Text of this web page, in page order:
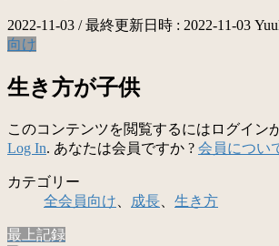
2022-11-03 / 最終更新日時 : 2022-11-03
向け
生き方が子供
このコンテンツを閲覧するにはログイン
Log In. あなたは会員ですか ? 会員につい
カテゴリー
全会員向け
成長 生き方
最上記録